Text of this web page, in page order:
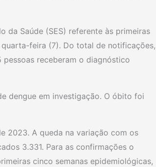
da Saúde (SES) referente às primeiras
feira (7). Do total de notificações,
receberam o diagnóstico
dengue em investigação. O óbito foi
2023. A queda na variação com os
3.331. Para as confirmações o
cinco semanas epidemiológicas,